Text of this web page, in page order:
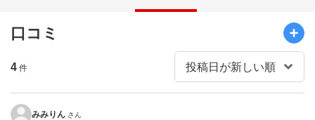
口コミ
4 件
みみりん さん